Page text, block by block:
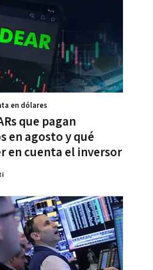
que pagan
en agosto y qué
en cuenta el inversor
en dólares